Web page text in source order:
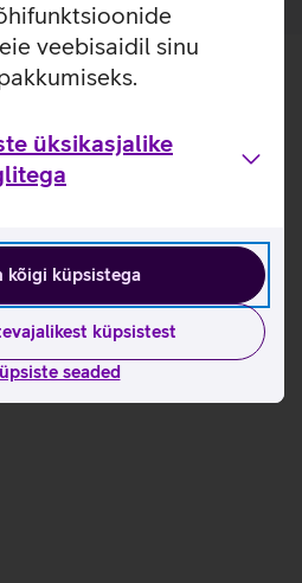
veebisaidil sinu
üksikasjalike
kõigi küpsistega
küpsistest
seaded